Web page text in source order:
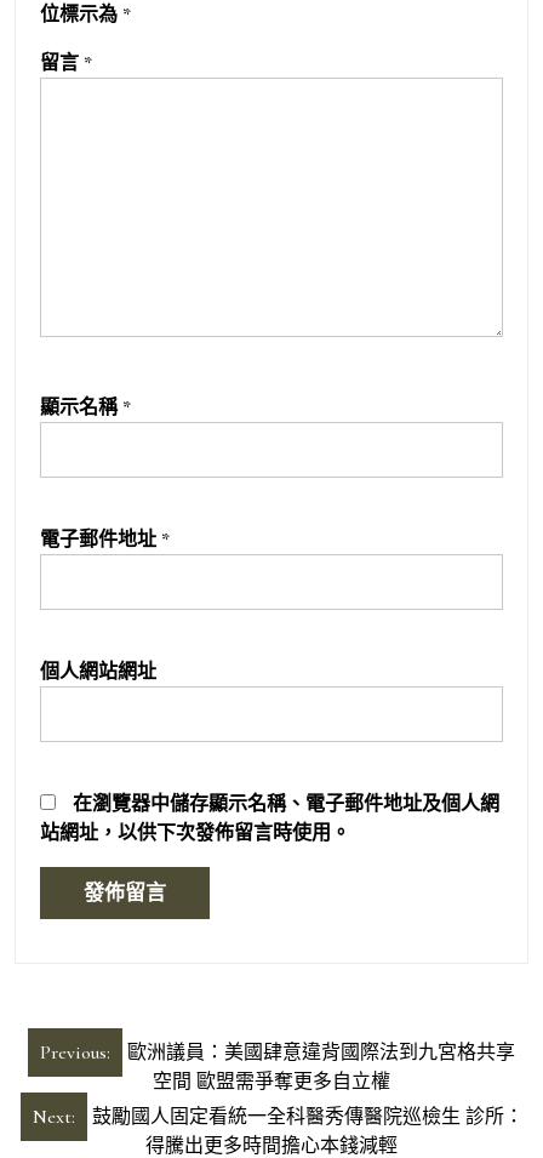
位標示為 *
留言 *
顯示名稱 *
電子郵件地址 *
個人網站網址
在瀏覽器中儲存顯示名稱、電子郵件地址及個人網
站網址，以供下次發佈留言時使用。
文
章
導
Previous:
歐洲議員：美國肆意違背國際法到九宮格共享
空間 歐盟需爭奪更多自立權
Next:
鼓勵國人固定看統一全科醫秀傳醫院巡檢生 診所：
得騰出更多時間擔心本錢減輕